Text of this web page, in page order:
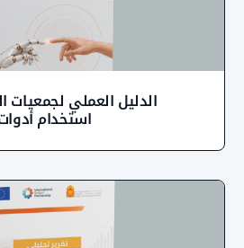
الدليل العملي لجمعيات
استخدام أدوات